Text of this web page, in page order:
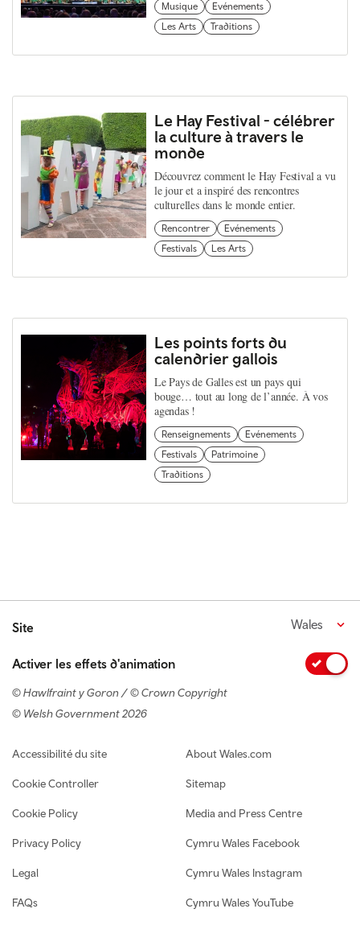
Musique
Evénements
Les Arts
Traditions
Le Hay Festival - célébrer
la culture à travers le
monde
Découvrez comment le Hay Festival a vu
le jour et a inspiré des rencontres
culturelles dans le monde entier.
Rencontrer
Evénements
Festivals
Les Arts
Les points forts du
calendrier gallois
Le Pays de Galles est un pays qui
bouge… tout au long de l’année. À vos
agendas !
Renseignements
Evénements
Festivals
Patrimoine
Traditions
Site Wales
Activer les effets d'animation
© Hawlfraint y Goron / © Crown Copyright
© Welsh Government 2026
Footer navigation
Accessibilité du site
Cookie Controller
Cookie Policy
Privacy Policy
Legal
FAQs
About Wales.com
Sitemap
Media and Press Centre
Cymru Wales Facebook
Cymru Wales Instagram
Cymru Wales YouTube